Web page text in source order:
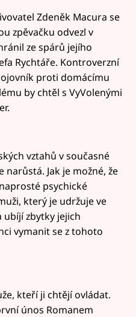
Zdeněk Macura se
zpěvačku odvezl v
ze spárů jejího
Rychtáře. Kontroverzní
proti domácímu
by chtěl s VyVolenými
vztahů v současné
Jak je možné, že
psychické
který je udržuje ve
ubíjí zbytky jejich
vymanit se z tohoto
kteří ji chtějí ovládat.
únos Romanem